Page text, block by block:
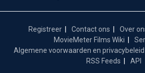
Registreer Contact ons Over
MovieMeter Films Wiki
Algemene voorwaarden en privacybeleid
RSS Feeds
API